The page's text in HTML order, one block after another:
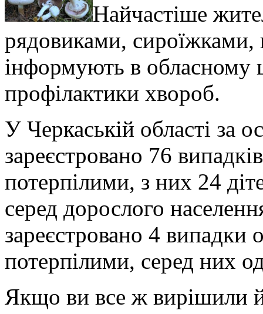
Найчастіше
рядовиками,
інформують в обласному
профілактики хвороб.
У Черкаській області за
зареєстровано 76
потерпілими, з них 24
серед дорослого
зареєстровано 4 випадки
потерпілими, серед них
Якщо ви все ж вирішили